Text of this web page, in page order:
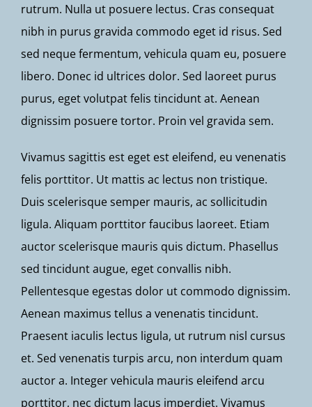
rutrum. Nulla ut posuere lectus. Cras consequat
nibh in purus gravida commodo eget id risus. Sed
sed neque fermentum, vehicula quam eu, posuere
libero. Donec id ultrices dolor. Sed laoreet purus
purus, eget volutpat felis tincidunt at. Aenean
dignissim posuere tortor. Proin vel gravida sem.
Vivamus sagittis est eget est eleifend, eu venenatis
felis porttitor. Ut mattis ac lectus non tristique.
Duis scelerisque semper mauris, ac sollicitudin
ligula. Aliquam porttitor faucibus laoreet. Etiam
auctor scelerisque mauris quis dictum. Phasellus
sed tincidunt augue, eget convallis nibh.
Pellentesque egestas dolor ut commodo dignissim.
Aenean maximus tellus a venenatis tincidunt.
Praesent iaculis lectus ligula, ut rutrum nisl cursus
et. Sed venenatis turpis arcu, non interdum quam
auctor a. Integer vehicula mauris eleifend arcu
porttitor, nec dictum lacus imperdiet. Vivamus